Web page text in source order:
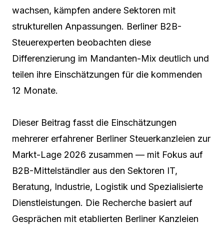
wachsen, kämpfen andere Sektoren mit
strukturellen Anpassungen. Berliner B2B-
Steuerexperten beobachten diese
Differenzierung im Mandanten-Mix deutlich und
teilen ihre Einschätzungen für die kommenden
12 Monate.
Dieser Beitrag fasst die Einschätzungen
mehrerer erfahrener Berliner Steuerkanzleien zur
Markt-Lage 2026 zusammen — mit Fokus auf
B2B-Mittelständler aus den Sektoren IT,
Beratung, Industrie, Logistik und Spezialisierte
Dienstleistungen. Die Recherche basiert auf
Gesprächen mit etablierten Berliner Kanzleien